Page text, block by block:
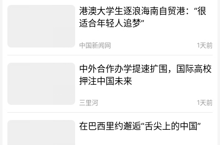
港澳大学生逐浪海南自贸港：“很
适合年轻人追梦”
中国新闻网 1天前
中外合作办学提速扩围，国际高校
押注中国未来
三里河 1天前
在巴西里约邂逅“舌尖上的中国”